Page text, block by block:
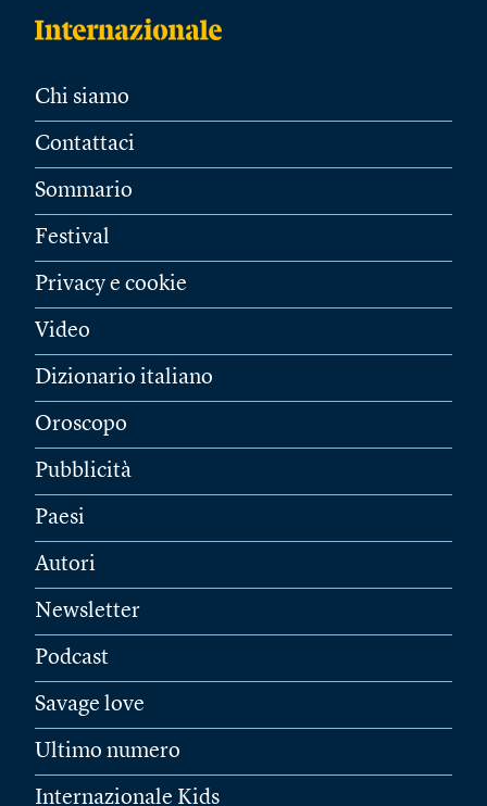
Chi siamo
Contattaci
Sommario
Festival
Privacy e cookie
Video
Dizionario italiano
Oroscopo
Pubblicità
Paesi
Autori
Newsletter
Podcast
Savage love
Ultimo numero
Internazionale Kids